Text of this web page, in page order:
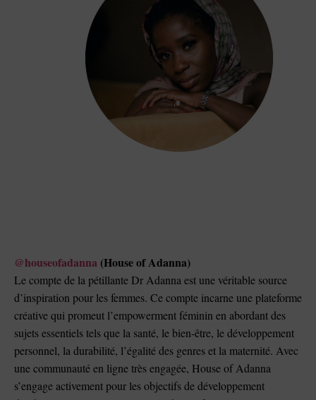
@houseofadanna (House of Adanna)
Le compte de la pétillante Dr Adanna est une véritable source
d’inspiration pour les femmes. Ce compte incarne une plateforme
créative qui promeut l’empowerment féminin en abordant des
sujets essentiels tels que la santé, le bien-être, le développement
personnel, la durabilité, l’égalité des genres et la maternité. Avec
une communauté en ligne très engagée, House of Adanna
s’engage activement pour les objectifs de développement